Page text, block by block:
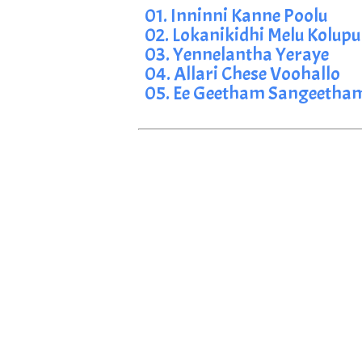
01. Inninni Kanne Poolu
02. Lokanikidhi Melu Kolupu
03. Yennelantha Yeraye
04. Allari Chese Voohallo
05. Ee Geetham